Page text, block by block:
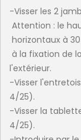
-Visser les 2
Attention : le
horizontaux à
à la fixation de
l'extérieur.
-Visser
4/25).
-Visser la
4/25).